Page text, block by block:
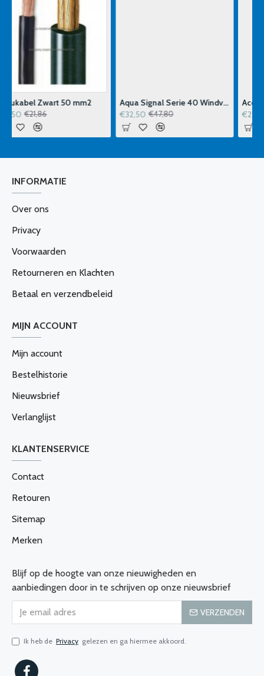
Aqua Signal Serie 40 Windvaanhouder
€32,50
Accukabel Rood 70 mm2 p-m
€29,50 €31,31
INFORMATIE
Over ons
Privacy
Voorwaarden
Retourneren en Klachten
Betaal en verzendbeleid
MIJN ACCOUNT
Mijn account
Bestelhistorie
Nieuwsbrief
Verlanglijst
KLANTENSERVICE
Contact
Retouren
Sitemap
Merken
Blijf op de hoogte van onze nieuwigheden en
aanbiedingen door in te schrijven op onze nieuwsbrief
VERZENDEN
Ik heb de Privacy gelezen en ga hiermee akkoord.